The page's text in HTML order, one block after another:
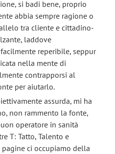
si badi bene, proprio
abbia sempre ragione o
tra cliente e cittadino-
laddove
reperibile, seppur
nella mente di
contrapporsi al
per aiutarlo.
assurda, mi ha
non rammento la fonte,
operatore in sanità
T: Tatto, Talento e
pagine ci occupiamo della